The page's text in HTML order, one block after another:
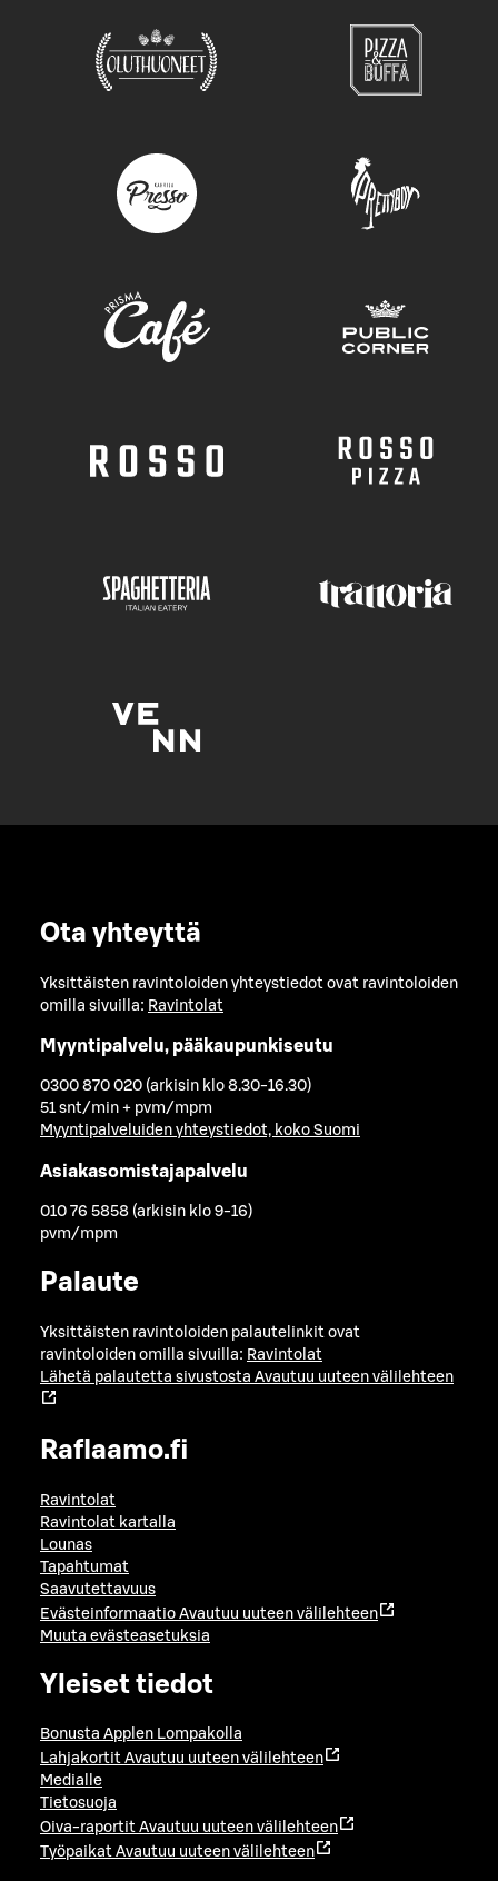
Ota yhteyttä
Yksittäisten ravintoloiden yhteystiedot ovat ravintoloiden
omilla sivuilla: Ravintolat
Myyntipalvelu, pääkaupunkiseutu
0300 870 020 (arkisin klo 8.30-16.30)
51 snt/min + pvm/mpm
Myyntipalveluiden yhteystiedot, koko Suomi
Asiakasomistajapalvelu
010 76 5858 (arkisin klo 9-16)
pvm/mpm
Palaute
Yksittäisten ravintoloiden palautelinkit ovat
ravintoloiden omilla sivuilla: Ravintolat
Lähetä palautetta sivustosta Avautuu uuteen välilehteen
Raflaamo.fi
Ravintolat
Ravintolat kartalla
Lounas
Tapahtumat
Saavutettavuus
Evästeinformaatio Avautuu uuteen välilehteen
Muuta evästeasetuksia
Yleiset tiedot
Bonusta Applen Lompakolla
Lahjakortit Avautuu uuteen välilehteen
Medialle
Tietosuoja
Oiva-raportit Avautuu uuteen välilehteen
Työpaikat Avautuu uuteen välilehteen